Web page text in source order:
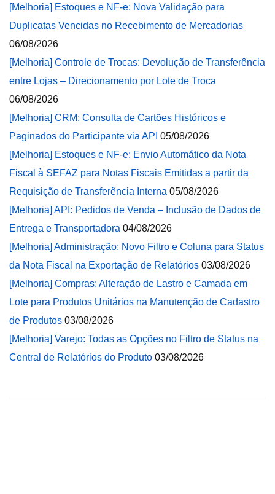
[Melhoria] Estoques e NF-e: Nova Validação para
Duplicatas Vencidas no Recebimento de Mercadorias
06/08/2026
[Melhoria] Controle de Trocas: Devolução de Transferência
entre Lojas – Direcionamento por Lote de Troca
06/08/2026
[Melhoria] CRM: Consulta de Cartões Históricos e
Paginados do Participante via API 05/08/2026
[Melhoria] Estoques e NF-e: Envio Automático da Nota
Fiscal à SEFAZ para Notas Fiscais Emitidas a partir da
Requisição de Transferência Interna 05/08/2026
[Melhoria] API: Pedidos de Venda – Inclusão de Dados de
Entrega e Transportadora 04/08/2026
[Melhoria] Administração: Novo Filtro e Coluna para Status
da Nota Fiscal na Exportação de Relatórios 03/08/2026
[Melhoria] Compras: Alteração de Lastro e Camada em
Lote para Produtos Unitários na Manutenção de Cadastro
de Produtos 03/08/2026
[Melhoria] Varejo: Todas as Opções no Filtro de Status na
Central de Relatórios do Produto 03/08/2026